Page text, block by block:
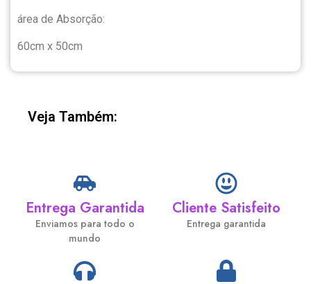
área de Absorção:
60cm x 50cm
Veja Também:
Entrega Garantida
Enviamos para todo o
mundo
Cliente Satisfeito
Entrega garantida